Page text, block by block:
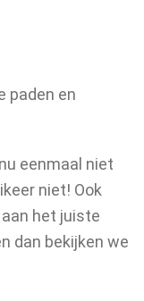
paden en
eenmaal niet
niet! Ook
het juiste
dan bekijken we